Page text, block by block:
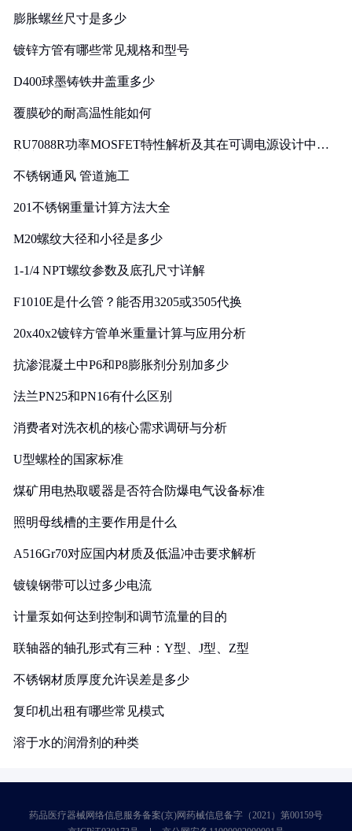
膨胀螺丝尺寸是多少
镀锌方管有哪些常见规格和型号
D400球墨铸铁井盖重多少
覆膜砂的耐高温性能如何
RU7088R功率MOSFET特性解析及其在可调电源设计中的
不锈钢通风 管道施工
201不锈钢重量计算方法大全
M20螺纹大径和小径是多少
1-1/4 NPT螺纹参数及底孔尺寸详解
F1010E是什么管？能否用3205或3505代换
20x40x2镀锌方管单米重量计算与应用分析
抗渗混凝土中P6和P8膨胀剂分别加多少
法兰PN25和PN16有什么区别
消费者对洗衣机的核心需求调研与分析
U型螺栓的国家标准
煤矿用电热取暖器是否符合防爆电气设备标准
照明母线槽的主要作用是什么
A516Gr70对应国内材质及低温冲击要求解析
镀镍钢带可以过多少电流
计量泵如何达到控制和调节流量的目的
联轴器的轴孔形式有三种：Y型、J型、Z型
不锈钢材质厚度允许误差是多少
复印机出租有哪些常见模式
溶于水的润滑剂的种类
药品医疗器械网络信息服务备案(京)网药械信息备字（2021）第00159号